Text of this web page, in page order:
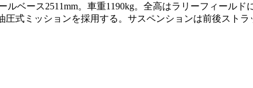
ベース2511mm。車重1190kg。全高はラリーフィール
式ミッションを採用する。サスペンションは前後ストラ